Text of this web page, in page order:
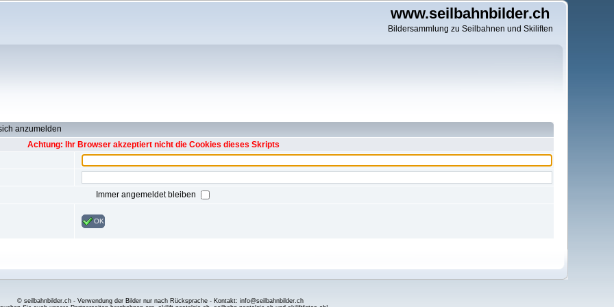
www.seilbahnbilder.ch
Bildersammlung zu Seilbahnen und Skiliften
anzumelden
Achtung: Ihr Browser akzeptiert nicht die Cookies dieses Skripts
Immer angemeldet bleiben
OK
© seilbahnbilder.ch - Verwendung der Bilder nur nach Rücksprache - Kontakt: info@seilbahnbilder.ch